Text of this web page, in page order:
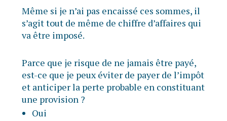
Même si je n’ai pas encaissé ces sommes, il
s’agit tout de même de chiffre d’affaires qui
va être imposé.
Parce que je risque de ne jamais être payé,
est-ce que je peux éviter de payer de l’impôt
et anticiper la perte probable en constituant
une provision ?
Oui